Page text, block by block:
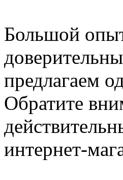
Большой
предлагаем
Обратите
интернет-